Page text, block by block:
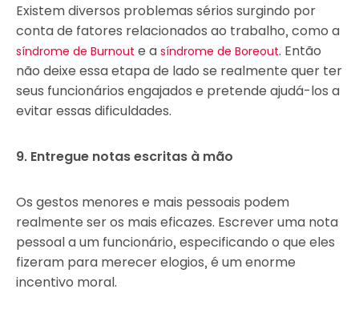
Existem diversos problemas sérios surgindo por
conta de fatores relacionados ao trabalho, como a
síndrome de Burnout e a síndrome de Boreout. Então
não deixe essa etapa de lado se realmente quer ter
seus funcionários engajados e pretende ajudá-los a
evitar essas dificuldades.
9. Entregue notas escritas à mão
Os gestos menores e mais pessoais podem
realmente ser os mais eficazes. Escrever uma nota
pessoal a um funcionário, especificando o que eles
fizeram para merecer elogios, é um enorme
incentivo moral.